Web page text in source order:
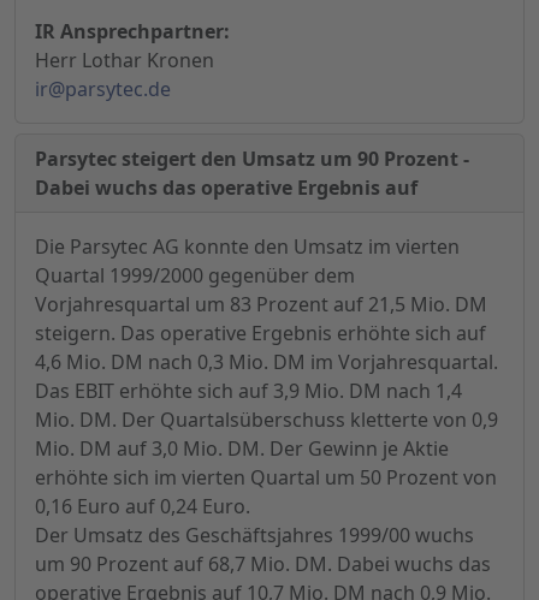
IR Ansprechpartner:
Herr Lothar Kronen
ir@parsytec.de
Parsytec steigert den Umsatz um 90 Prozent -
Dabei wuchs das operative Ergebnis auf
Die Parsytec AG konnte den Umsatz im vierten
Quartal 1999/2000 gegenüber dem
Vorjahresquartal um 83 Prozent auf 21,5 Mio. DM
steigern. Das operative Ergebnis erhöhte sich auf
4,6 Mio. DM nach 0,3 Mio. DM im Vorjahresquartal.
Das EBIT erhöhte sich auf 3,9 Mio. DM nach 1,4
Mio. DM. Der Quartalsüberschuss kletterte von 0,9
Mio. DM auf 3,0 Mio. DM. Der Gewinn je Aktie
erhöhte sich im vierten Quartal um 50 Prozent von
0,16 Euro auf 0,24 Euro.
Der Umsatz des Geschäftsjahres 1999/00 wuchs
um 90 Prozent auf 68,7 Mio. DM. Dabei wuchs das
operative Ergebnis auf 10,7 Mio. DM nach 0,9 Mio.